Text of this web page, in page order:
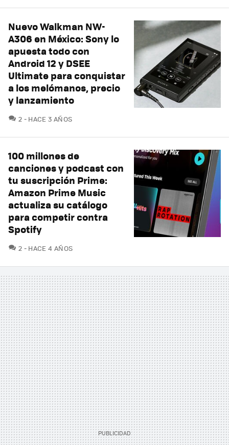
Nuevo Walkman NW-
A306 en México: Sony lo
apuesta todo con
Android 12 y DSEE
Ultimate para conquistar
a los melómanos, precio
y lanzamiento
2 COMENTARIOS
HACE 3 AÑOS
100 millones de
canciones y podcast con
tu suscripción Prime:
Amazon Prime Music
actualiza su catálogo
para competir contra
Spotify
2 COMENTARIOS
HACE 4 AÑOS